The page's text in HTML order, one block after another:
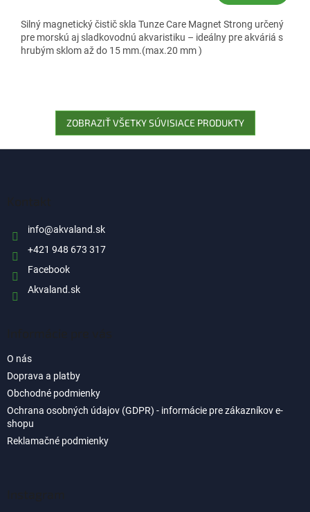
Silný magnetický čistič skla Tunze Care Magnet Strong určený
pre morskú aj sladkovodnú akvaristiku – ideálny pre akváriá s
hrubým sklom až do 15 mm.(max.20 mm )
ZOBRAZIŤ VŠETKY SÚVISIACE PRODUKTY
info@akvaland.sk
+421 948 673 317
Facebook
Akvaland.sk
O nás
Doprava a platby
Obchodné podmienky
Ochrana osobných údajov (GDPR) - informácie pre zákazníkov e-
shopu
Reklamačné podmienky